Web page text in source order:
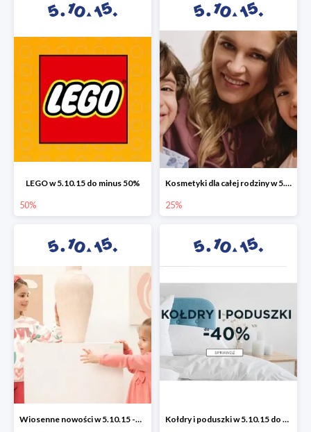
LEGO w 5.10.15 do minus 50%
50%
Kosmetyki dla całej rodziny w 5.10.15 do -25%
25%
Wiosenne nowości w 5.10.15 -50% Kołdry i poduszki w 5.10.15 do -40%